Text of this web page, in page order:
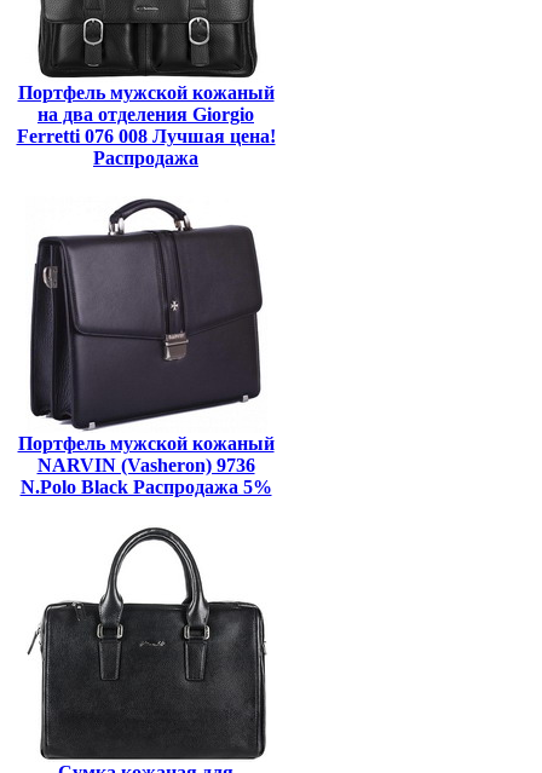
Портфель мужской кожаный
на два отделения Giorgio
Ferretti 076 008 Лучшая цена!
Распродажа
Портфель мужской кожаный
NARVIN (Vasheron) 9736
N.Polo Black Распродажа 5%